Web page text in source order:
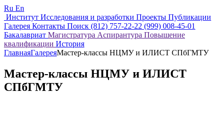
Ru En
Институт Исследования и разработки Проекты Публикации
Галерея Контакты Поиск (812) 757-22-22 (999) 008-45-01
Бакалавриат Магистратура Аспирантура Повышение
квалификации История
ГлавнаяГалереяМастер-классы НЦМУ и ИЛИСТ СПбГМТУ
Мастер-классы НЦМУ и ИЛИСТ
СПбГМТУ